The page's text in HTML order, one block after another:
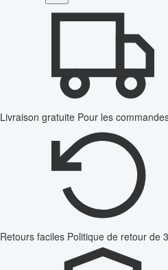
Livraison gratuite Pour les
Retours faciles Politique de retour de